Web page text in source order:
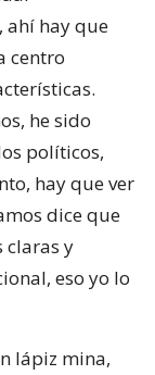
ahí hay que
centro
he sido
políticos,
hay que ver
dice que
claras y
eso yo lo
lápiz mina,